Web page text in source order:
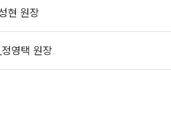
현 원장
영택 원장